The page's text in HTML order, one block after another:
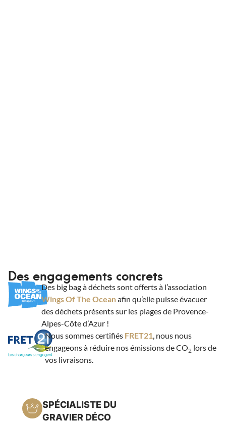
Des engagements concrets
Des big bag à déchets sont offerts à l’association
Wings Of The Oceanafin qu’elle puisse évacuer
des déchets présents sur les plages de Provence-
Alpes-Côte d’Azur !
Nous sommes certifiés FRET21, nous nous
engageons à réduire nos émissions de CO2lors de
vos livraisons.
SPÉCIALISTE DU
GRAVIER DÉCO